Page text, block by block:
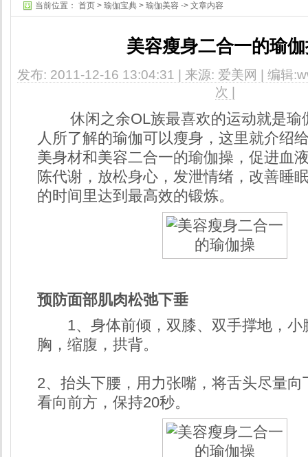
当前位置： 首页 > 瑜伽宝典 > 瑜伽美容 -> 文章内容
美容瘦身二合一的瑜
发布: 2011-12-16 13:04:31 | 来源: 爱美网 | 编辑
次 |
休闲之余OL族最喜欢的运动就是瑜
人所了解的瑜伽可以瘦身，这里就介绍
美身材和美容二合一的瑜伽操，促进血
陈代谢，放松身心，发泄情绪，改善睡
的时间里达到最高效的锻炼。
预防面部肌肉松弛下垂
1、身体前倾，双膝、双手撑地，小
胸，缩腹，拱背。
2、抬头下腰，用力张嘴，将舌头尽量
看向前方，保持20秒。